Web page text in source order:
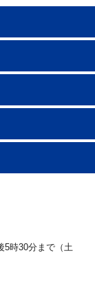
時30分まで（土